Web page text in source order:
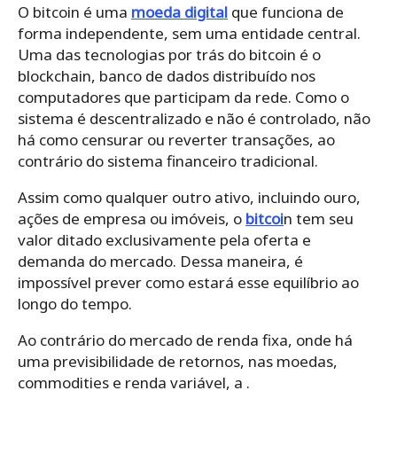
O bitcoin é uma moeda digital que funciona de
forma independente, sem uma entidade central.
Uma das tecnologias por trás do bitcoin é o
blockchain, banco de dados distribuído nos
computadores que participam da rede. Como o
sistema é descentralizado e não é controlado, não
há como censurar ou reverter transações, ao
contrário do sistema financeiro tradicional.
Assim como qualquer outro ativo, incluindo ouro,
ações de empresa ou imóveis, o bitcoin tem seu
valor ditado exclusivamente pela oferta e
demanda do mercado. Dessa maneira, é
impossível prever como estará esse equilíbrio ao
longo do tempo.
Ao contrário do mercado de renda fixa, onde há
uma previsibilidade de retornos, nas moedas,
commodities e renda variável, a .